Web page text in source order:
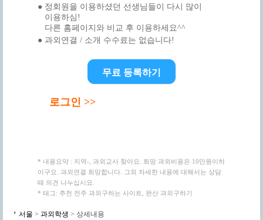
● 정회원을 이용하셨던 선생님들이 다시 많이
이용하심!
다른 홈페이지와 비교 후 이용하세요^^
● 과외연결 / 소개 수수료는 없습니다!
무료 등록하기
로그인 >>
* 내용요약 : 지역-, 과외교사 찾아요. 희망 과외비용은 10만원이하
이구요. 과외연결 희망합니다. 그외 자세한 내용에 대해서는 상담
때 의견 나누십시요.
* 태그: 추천 전주 과외구하는 사이트, 완산 과외구하기
서울 > 과외학생 > 상세내용